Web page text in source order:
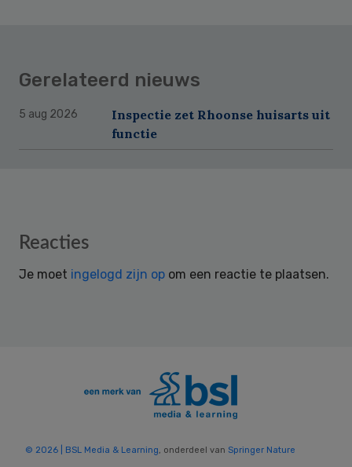
Gerelateerd nieuws
5 aug 2026
Inspectie zet Rhoonse huisarts uit
functie
Reader
Reacties
Je moet ingelogd zijn op om een reactie te plaatsen.
© 2026 | BSL Media & Learning, onderdeel van Springer Nature